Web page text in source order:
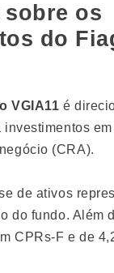
sobre os
do
VGIA11 é
(CRA).
de ativos
do fundo. Além
CPRs-F e de